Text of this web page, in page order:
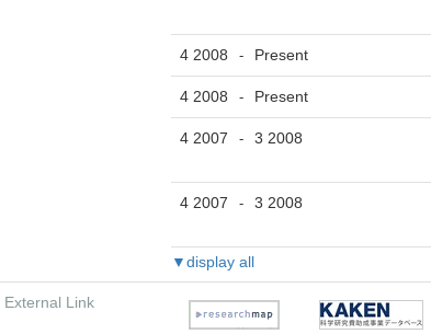
4 2008 - Present
4 2008 - Present
4 2007 - 3 2008
4 2007 - 3 2008
▼display all
External Link